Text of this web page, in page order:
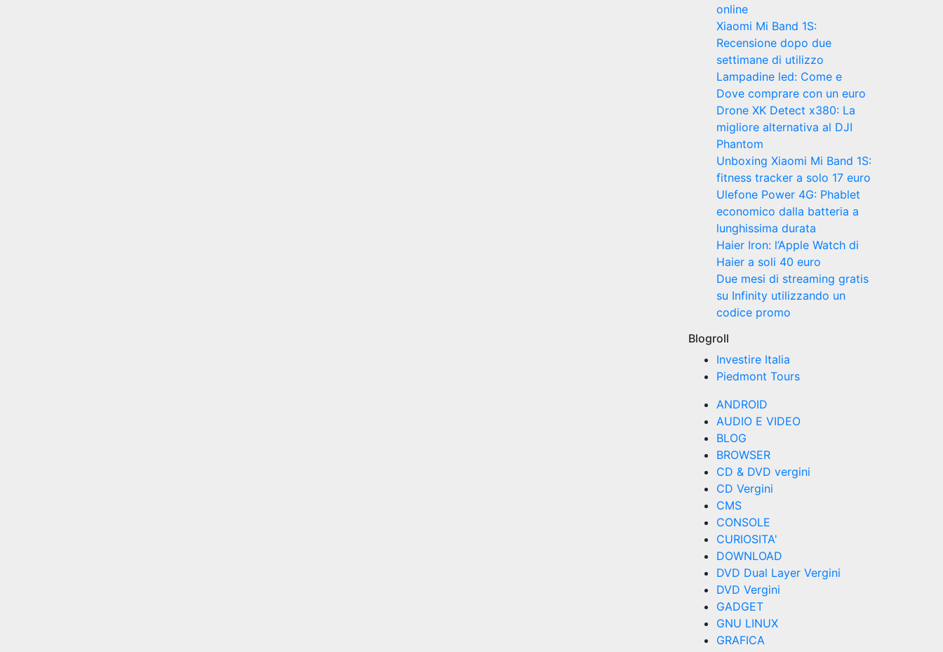
online
Xiaomi Mi Band 1S:
Recensione dopo due
settimane di utilizzo
Lampadine led: Come e
Dove comprare con un euro
Drone XK Detect x380: La
migliore alternativa al DJI
Phantom
Unboxing Xiaomi Mi Band 1S:
fitness tracker a solo 17 euro
Ulefone Power 4G: Phablet
economico dalla batteria a
lunghissima durata
Haier Iron: l’Apple Watch di
Haier a soli 40 euro
Due mesi di streaming gratis
su Infinity utilizzando un
codice promo
Blogroll
Investire Italia
Piedmont Tours
ANDROID
AUDIO E VIDEO
BLOG
BROWSER
CD & DVD vergini
CD Vergini
CMS
CONSOLE
CURIOSITA'
DOWNLOAD
DVD Dual Layer Vergini
DVD Vergini
GADGET
GNU LINUX
GRAFICA